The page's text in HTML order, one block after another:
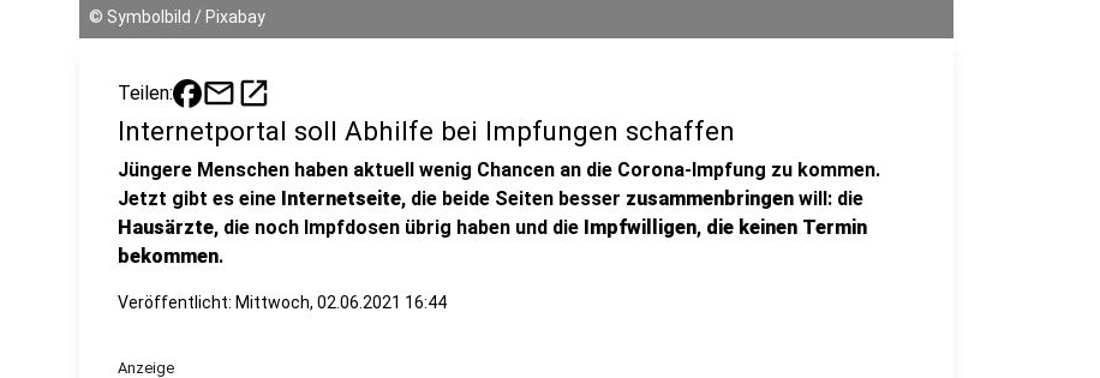
© Symbolbild / Pixabay
Teilen: mailopen_in_new
Internetportal soll Abhilfe bei Impfungen schaffen
Jüngere Menschen haben aktuell wenig Chancen an die Corona-Impfung zu kommen.
Jetzt gibt es eine Internetseite, die beide Seiten besser zusammenbringen will: die
Hausärzte, die noch Impfdosen übrig haben und die Impfwilligen, die keinen Termin
bekommen.
Veröffentlicht: Mittwoch, 02.06.2021 16:44
Anzeige